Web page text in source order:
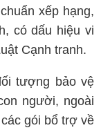
xếp hạng,
có dấu hiệu vi
Cạnh tranh.
tượng bảo vệ
người, ngoài
gói bổ trợ về